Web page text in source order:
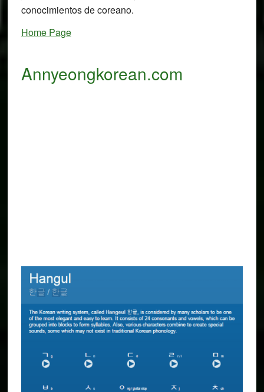
conocimientos de coreano.
Home Page
Annyeongkorean.com